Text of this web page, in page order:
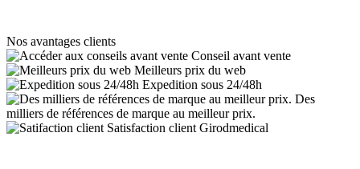
Nos avantages clients
Conseil avant vente
Meilleurs prix du web
Expedition sous 24/48h
Des
milliers de références de marque au meilleur prix.
Satisfaction client Girodmedical